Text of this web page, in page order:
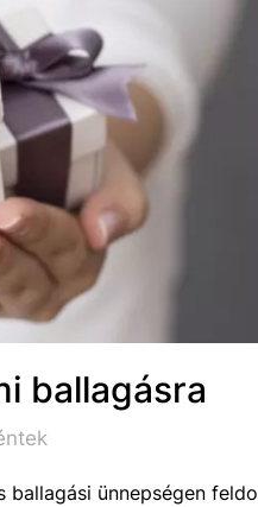
ballagásra
ballagási ünnepségen